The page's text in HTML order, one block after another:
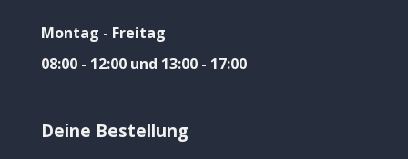
Montag - Freitag
08:00 - 12:00 und 13:00 - 17:00
Deine Bestellung